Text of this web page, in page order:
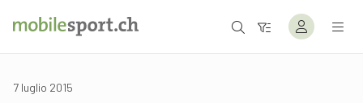
7 luglio 2015